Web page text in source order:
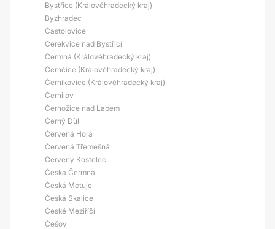
Bystřice (Královéhradecký kraj)
Byzhradec
Častolovice
Cerekvice nad Bystřicí
Čermná (Královéhradecký kraj)
Černčice (Královéhradecký kraj)
Černíkovice (Královéhradecký kraj)
Černilov
Černožice nad Labem
Černý Důl
Červená Hora
Červená Třemešná
Červený Kostelec
Česká Čermná
Česká Metuje
Česká Skalice
České Meziříčí
Češov